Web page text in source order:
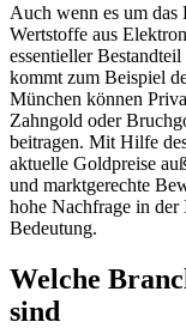
Auch wenn es um
Wertstoffe aus
essentieller
kommt zum Beispiel
München können
Zahngold oder
beitragen. Mit Hilfe
aktuelle Goldpreise
und marktgerechte
hohe Nachfrage in der
Bedeutung.
Welche
sind